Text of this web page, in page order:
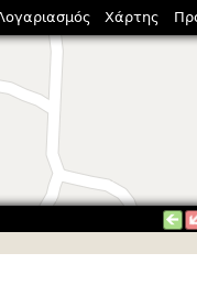
Χάρτης